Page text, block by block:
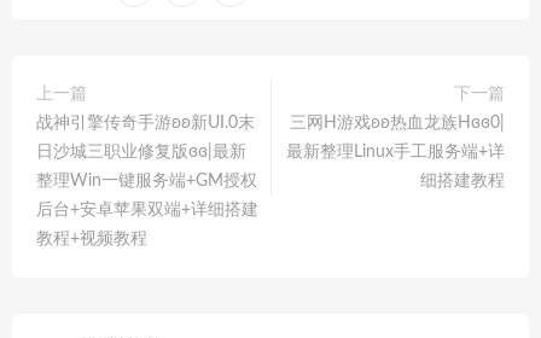
上一篇
战神引擎传奇手游ʚʚ新UI.0末
日沙城三职业修复版ɞɞ|最新
整理Win一键服务端+GM授权
后台+安卓苹果双端+详细搭建
教程+视频教程
下一篇
三网H游戏ʚʚ热血龙族Hɞɞ0|
最新整理Linux手工服务端+详
细搭建教程